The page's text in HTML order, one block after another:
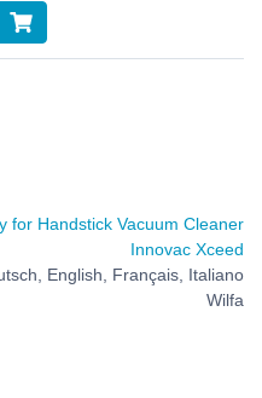
for Handstick Vacuum Cleaner
Innovac Xceed
English, Français, Italiano
Wilfa